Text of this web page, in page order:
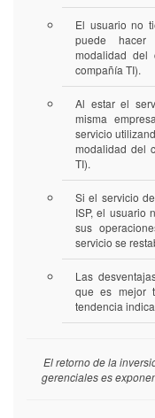
El usuario no
puede hacer
modalidad del
compañía TI).
Al estar el
misma
servicio
modalidad del
TI).
Si el servicio
ISP, el usuario
sus
servicio se
Las
que es mejor
tendencia
El retorno de la
gerenciales es